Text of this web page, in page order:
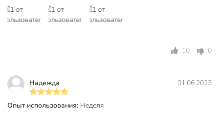
10 0
Надежда 01.06.2023
Опыт использования: Неделя